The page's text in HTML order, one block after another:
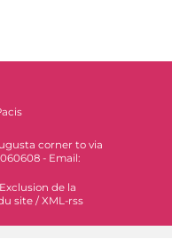
corner to via
- Email:
Exclusion de la
site / XML-rss